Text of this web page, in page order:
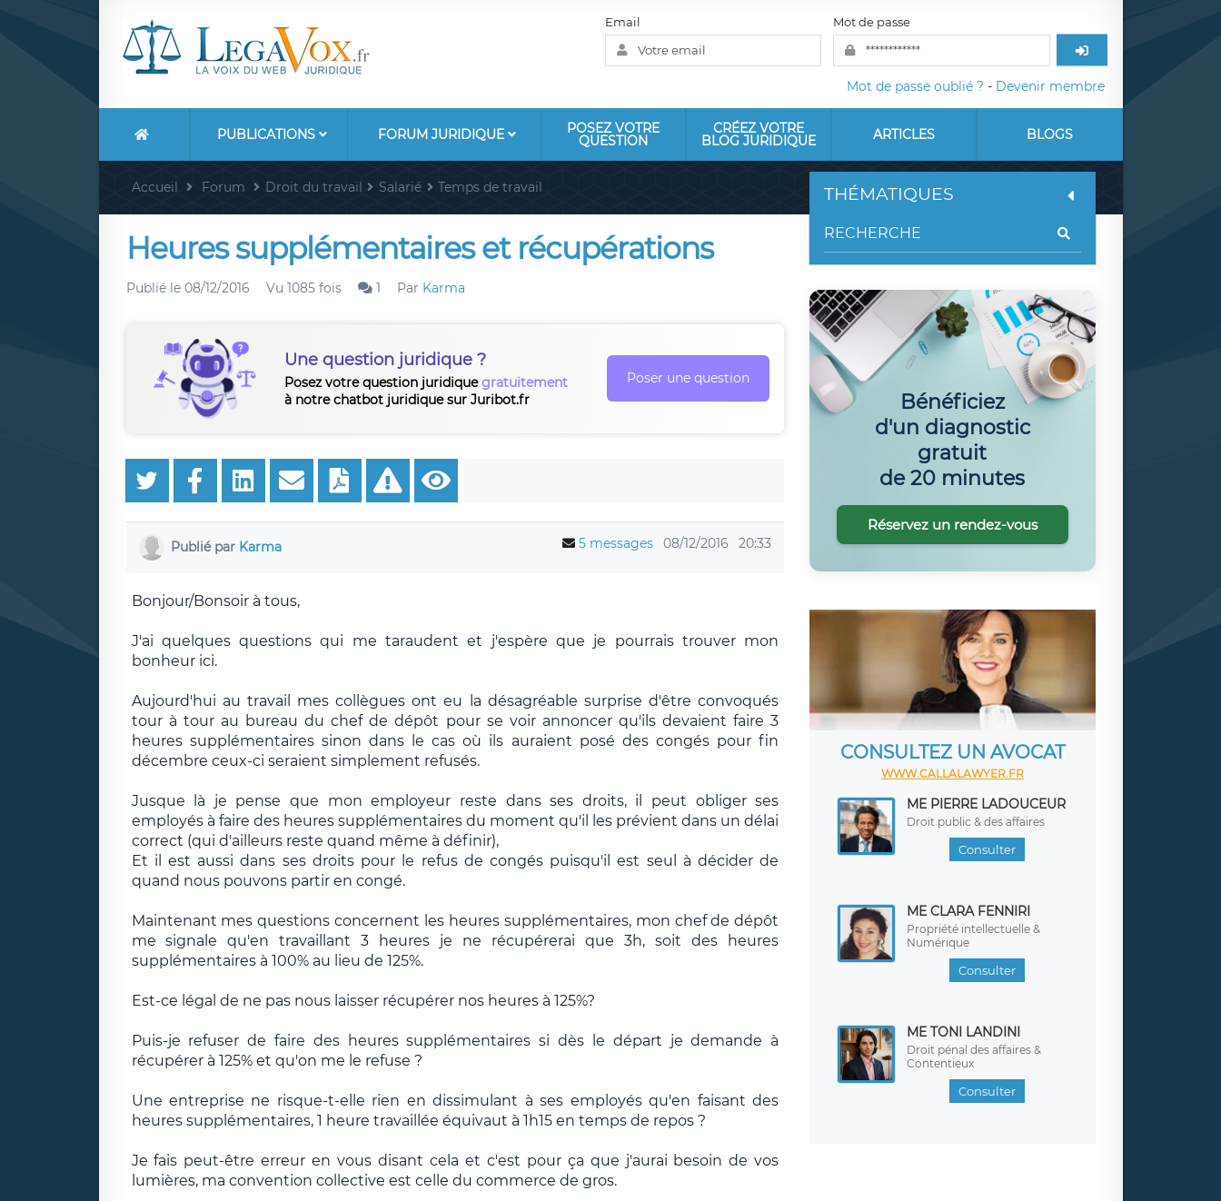
Email Mot de passe
Mot de passe oublié ? - Devenir membre
PUBLICATIONS FORUM JURIDIQUE POSEZ VOTRE
QUESTION
CRÉEZ VOTRE
BLOG JURIDIQUE ARTICLES BLOGS
Accueil Forum Droit du travail Salarié Temps de travail
Heures supplémentaires et récupérations
Publié le 08/12/2016 Vu 1085 fois 1 Par Karma
Une question juridique ?
Posez votre question juridiquegratuitement
à notre chatbot juridique sur Juribot.fr
Poser une question
Publié par Karma 5 messages 08/12/2016 20:33
Bonjour/Bonsoir à tous,
J'ai quelques questions qui me taraudent et j'espère que je pourrais trouver mon
bonheur ici.
Aujourd'hui au travail mes collègues ont eu la désagréable surprise d'être convoqués
tour à tour au bureau du chef de dépôt pour se voir annoncer qu'ils devaient faire 3
heures supplémentaires sinon dans le cas où ils auraient posé des congés pour fin
décembre ceux-ci seraient simplement refusés.
Jusque là je pense que mon employeur reste dans ses droits, il peut obliger ses
employés à faire des heures supplémentaires du moment qu'il les prévient dans un délai
correct (qui d'ailleurs reste quand même à définir),
Et il est aussi dans ses droits pour le refus de congés puisqu'il est seul à décider de
quand nous pouvons partir en congé.
Maintenant mes questions concernent les heures supplémentaires, mon chef de dépôt
me signale qu'en travaillant 3 heures je ne récupérerai que 3h, soit des heures
supplémentaires à 100% au lieu de 125%.
Est-ce légal de ne pas nous laisser récupérer nos heures à 125%?
Puis-je refuser de faire des heures supplémentaires si dès le départ je demande à
récupérer à 125% et qu'on me le refuse ?
Une entreprise ne risque-t-elle rien en dissimulant à ses employés qu'en faisant des
heures supplémentaires, 1 heure travaillée équivaut à 1h15 en temps de repos ?
Je fais peut-être erreur en vous disant cela et c'est pour ça que j'aurai besoin de vos
lumières, ma convention collective est celle du commerce de gros.
THÉMATIQUES
Bénéficiez
d'un diagnostic
gratuit
de 20 minutes
Réservez un rendez-vous
CONSULTEZ UN AVOCAT
WWW.CALLALAWYER.FR
ME PIERRE LADOUCEUR
Droit public & des affaires
Consulter
ME CLARA FENNIRI
Propriété intellectuelle &
Numérique
Consulter
ME TONI LANDINI
Droit pénal des affaires &
Contentieux
Consulter